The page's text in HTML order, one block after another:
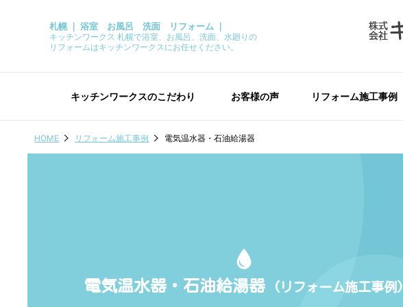
札幌 ｜ 浴室 お風呂 洗面 リフォーム ｜
キッチンワークス 札幌で浴室、お風呂、洗面、水廻りの
リフォームはキッチンワークスにお任せください。
キッチンワークスのこだわり お客様の声 リフォーム施工事例
HOME リフォーム施工事例 電気温水器・石油給湯器
電気温水器・石油給湯器 (リフォーム施工事例)